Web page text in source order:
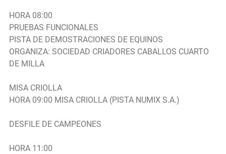
HORA 08:00
PRUEBAS FUNCIONALES
PISTA DE DEMOSTRACIONES DE EQUINOS
ORGANIZA: SOCIEDAD CRIADORES CABALLOS CUARTO
DE MILLA
MISA CRIOLLA
HORA 09:00 MISA CRIOLLA (PISTA NUMIX S.A.)
DESFILE DE CAMPEONES
HORA 11:00